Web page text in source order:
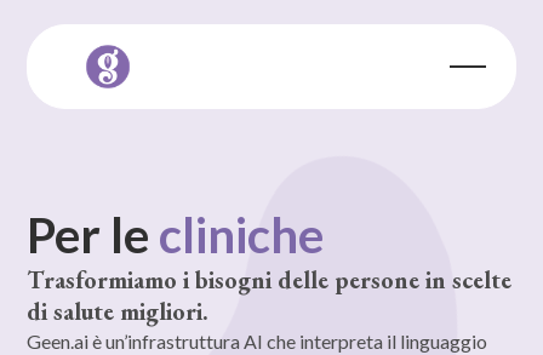
Per le cliniche
Trasformiamo i bisogni delle persone in scelte
di salute migliori.
Geen.ai è un’infrastruttura AI che interpreta il linguaggio